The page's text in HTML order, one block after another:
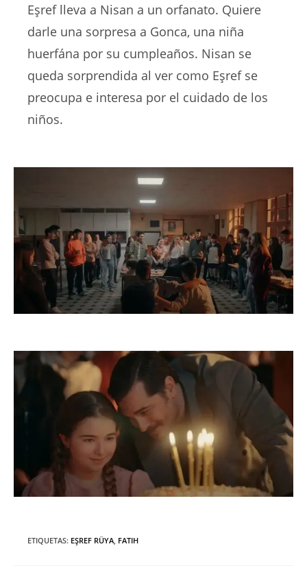
Eşref lleva a Nisan a un orfanato. Quiere
darle una sorpresa a Gonca, una niña
huerfána por su cumpleaños. Nisan se
queda sorprendida al ver como Eşref se
preocupa e interesa por el cuidado de los
niños.
ETIQUETAS: EŞREF RÜYA, FATIH